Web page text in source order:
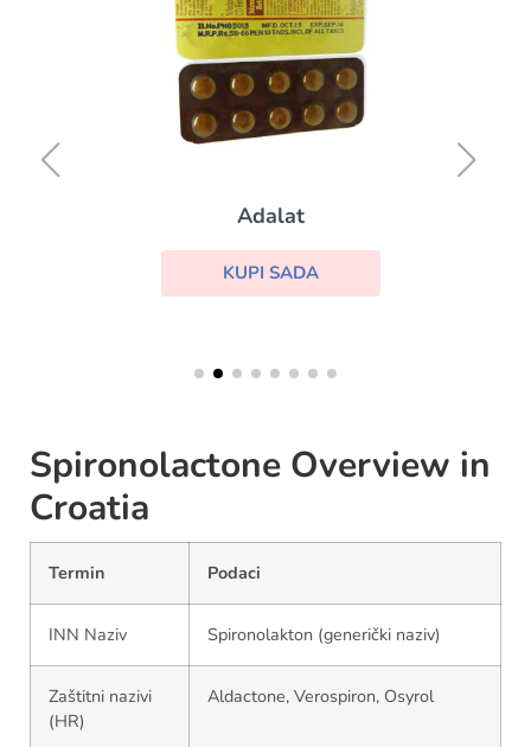
Adalat
KUPI SADA
Spironolactone Overview in
Croatia
Termin Podaci
INN Naziv Spironolakton (generički naziv)
Zaštitni nazivi
(HR)
Aldactone, Verospiron, Osyrol